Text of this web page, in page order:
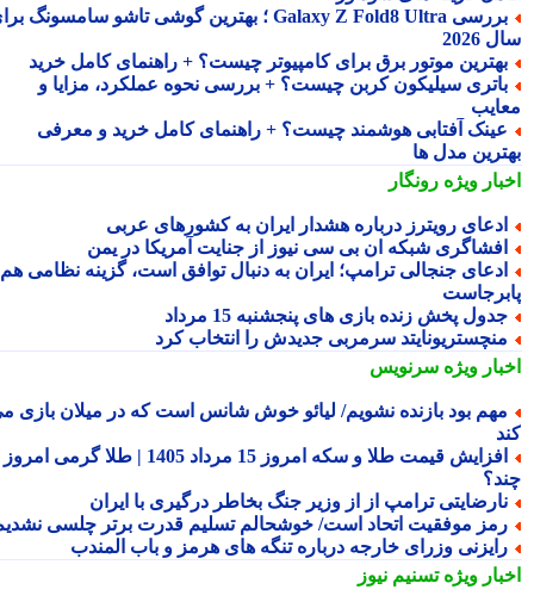
بررسی Galaxy Z Fold8 Ultra ؛ بهترین گوشی تاشو سامسونگ برای
2026
موتور برق برای کامپیوتر چیست؟ + راهنمای کامل خرید
سیلیکون کربن چیست؟ + بررسی نحوه عملکرد، مزایا و
آفتابی هوشمند چیست؟ + راهنمای کامل خرید و معرفی
مدل ها
ویژهرونگار
رویترز درباره هشدار ایران به کشورهای عربی
شبکه ان بی سی نیوز از جنایت آمریکا در یمن
جنجالی ترامپ؛ ایران به دنبال توافق است، گزینه نظامی هم
پخش زنده بازی های پنجشنبه 15 مرداد
سرمربی جدیدش را انتخاب کرد
ویژهسرنویس
بود بازنده نشویم/ لیائو خوش شانس است که در میلان بازی می
افزایش قیمت طلا و سکه امروز 15 مرداد 1405 | طلا گرمی امروز
ترامپ از از وزیر جنگ بخاطر درگیری با ایران
موفقیت اتحاد است/ خوشحالم تسلیم قدرت برتر چلسی نشدیم!
وزرای خارجه درباره تنگه های هرمز و باب المندب
ویژهتسنیم نیوز